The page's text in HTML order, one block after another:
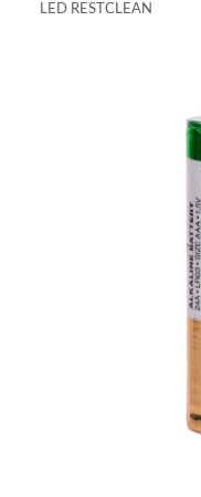
LED RESTCLEAN